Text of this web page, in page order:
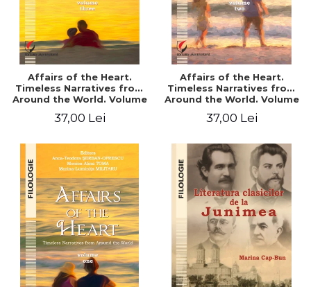
Affairs of the Heart.
Timeless Narratives from
Around the World. Volume
37,00 Lei
Affairs of the Heart.
Timeless Narratives from
Around the World. Volume
37,00 Lei